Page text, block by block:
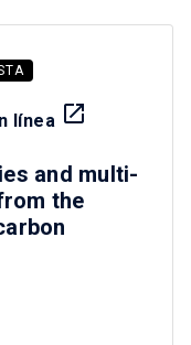
línea launch
and multi-
the